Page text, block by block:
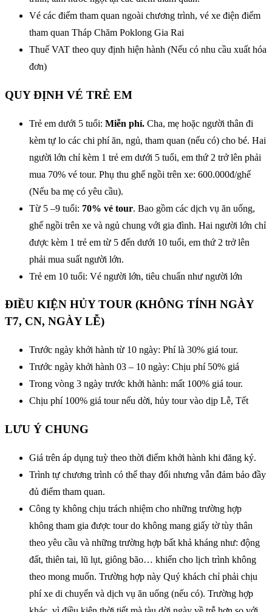
Vé các điểm tham quan ngoài chương trình, vé xe điện điểm
tham quan Tháp Chăm Poklong Gia Rai
Thuế VAT theo quy định hiện hành (Nếu có nhu cầu xuất hóa
đơn)
QUY ĐỊNH VÉ TRẺ EM
Trẻ em dưới 5 tuổi: Miễn phí. Cha, mẹ hoặc người thân đi
kèm tự lo các chi phí ăn, ngủ, tham quan (nếu có) cho bé. Hai
người lớn chỉ kèm 1 trẻ em dưới 5 tuổi, em thứ 2 trở lên phải
mua 70% vé tour. Phụ thu ghế ngồi trên xe: 600.000đ/ghế
(Nếu ba mẹ có yêu cầu).
Từ 5 –9 tuổi: 70% vé tour. Bao gồm các dịch vụ ăn uống,
ghế ngồi trên xe và ngủ chung với gia đình. Hai người lớn chỉ
được kèm 1 trẻ em từ 5 đến dưới 10 tuổi, em thứ 2 trở lên
phải mua suất người lớn.
Trẻ em 10 tuổi: Vé người lớn, tiêu chuẩn như người lớn
ĐIỀU KIỆN HỦY TOUR (KHÔNG TÍNH NGÀY
T7, CN, NGÀY LỄ)
Trước ngày khởi hành từ 10 ngày: Phí là 30% giá tour.
Trước ngày khởi hành 03 – 10 ngày: Chịu phí 50% giá
Trong vòng 3 ngày trước khởi hành: mất 100% giá tour.
Chịu phí 100% giá tour nếu dời, hủy tour vào dịp Lễ, Tết
LƯU Ý CHUNG
Giá trên áp dụng tuỳ theo thời điểm khởi hành khi đăng ký.
Trình tự chương trình có thể thay đổi nhưng vẫn đảm bảo đầy
đủ điểm tham quan.
Công ty không chịu trách nhiệm cho những trường hợp
không tham gia được tour do không mang giấy tờ tùy thân
theo yêu cầu và những trường hợp bất khả kháng như: động
đất, thiên tai, lũ lụt, giông bão… khiến cho lịch trình không
theo mong muốn. Trường hợp này Quý khách chỉ phải chịu
phí xe di chuyển và dịch vụ ăn uống (nếu có). Trường hợp